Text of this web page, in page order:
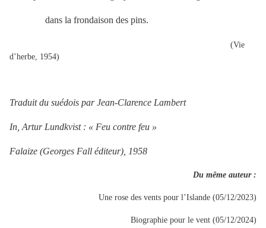
dans la frondaison des pins.
(Vie
d’herbe, 1954)
Traduit du suédois par Jean-Clarence Lambert
In, Artur Lundkvist : « Feu contre feu »
Falaize (Georges Fall éditeur), 1958
Du même auteur :
Une rose des vents pour l’Islande (05/12/2023)
Biographie pour le vent (05/12/2024)